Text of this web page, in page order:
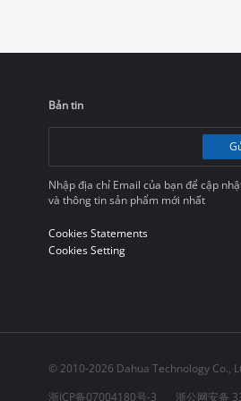
Bản tin
Nhập địa chỉ Email của bạn để cập
và thông tin sản phẩm mới nhất
Cookies Statements
Cookies Setting
© 2010-2026 Dahua Technology Co.,
浙ICP备07004180号-3
浙公网安备